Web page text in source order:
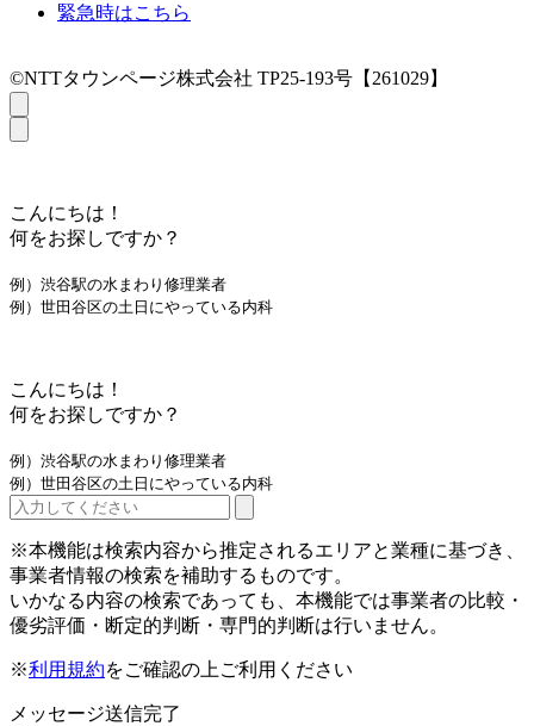
緊急時はこちら
©NTTタウンページ株式会社 TP25-193号【261029】
こんにちは！
何をお探しですか？
例）渋谷駅の水まわり修理業者
例）世田谷区の土日にやっている内科
こんにちは！
何をお探しですか？
例）渋谷駅の水まわり修理業者
例）世田谷区の土日にやっている内科
※本機能は検索内容から推定されるエリアと業種に基づき、
事業者情報の検索を補助するものです。
いかなる内容の検索であっても、本機能では事業者の比較・
優劣評価・断定的判断・専門的判断は行いません。
※利用規約をご確認の上ご利用ください
メッセージ送信完了